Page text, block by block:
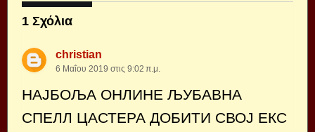
1 Σχόλια
christian
6 Μαΐου 2019 στις 9:02 π.μ.
НАЈБОЉА ОНЛИНЕ ЉУБАВНА
СПЕЛЛ ЦАСТЕРА ДОБИТИ СВОЈ ЕКС